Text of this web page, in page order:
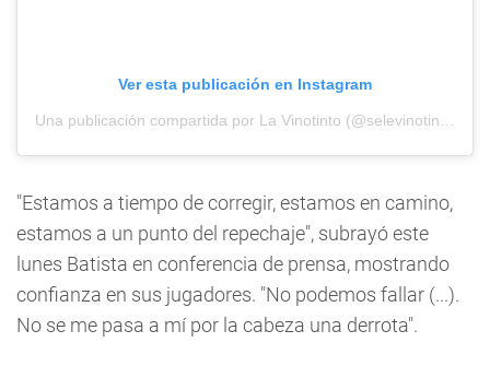
Ver esta publicación en Instagram
"Estamos a tiempo de corregir, estamos en camino,
estamos a un punto del repechaje", subrayó este
lunes Batista en conferencia de prensa, mostrando
confianza en sus jugadores. "No podemos fallar (...).
No se me pasa a mí por la cabeza una derrota".